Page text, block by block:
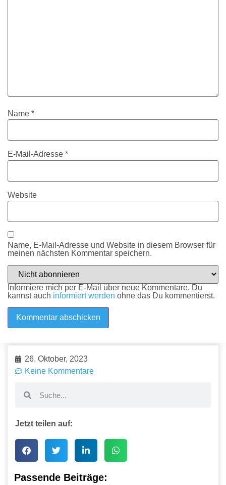
Name *
E-Mail-Adresse *
Website
Name, E-Mail-Adresse und Website in diesem Browser für
meinen nächsten Kommentar speichern.
Informiere mich per E-Mail über neue Kommentare. Du
kannst auch informiert werden ohne das Du kommentierst.
26. Oktober, 2023
Keine Kommentare
Jetzt teilen auf:
Passende Beiträge: